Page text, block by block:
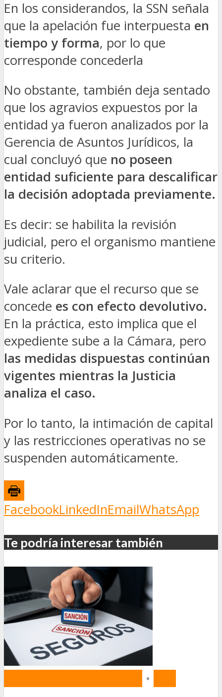
En los considerandos, la SSN señala
que la apelación fue interpuesta en
tiempo y forma, por lo que
corresponde concederla
No obstante, también deja sentado
que los agravios expuestos por la
entidad ya fueron analizados por la
Gerencia de Asuntos Jurídicos, la
cual concluyó que no poseen
entidad suficiente para descalificar
la decisión adoptada previamente.
Es decir: se habilita la revisión
judicial, pero el organismo mantiene
su criterio.
Vale aclarar que el recurso que se
concede es con efecto devolutivo.
En la práctica, esto implica que el
expediente sube a la Cámara, pero
las medidas dispuestas continúan
vigentes mientras la Justicia
analiza el caso.
Por lo tanto, la intimación de capital
y las restricciones operativas no se
suspenden automáticamente.
FacebookLinkedInEmailWhatsApp
Te podría interesar también
•